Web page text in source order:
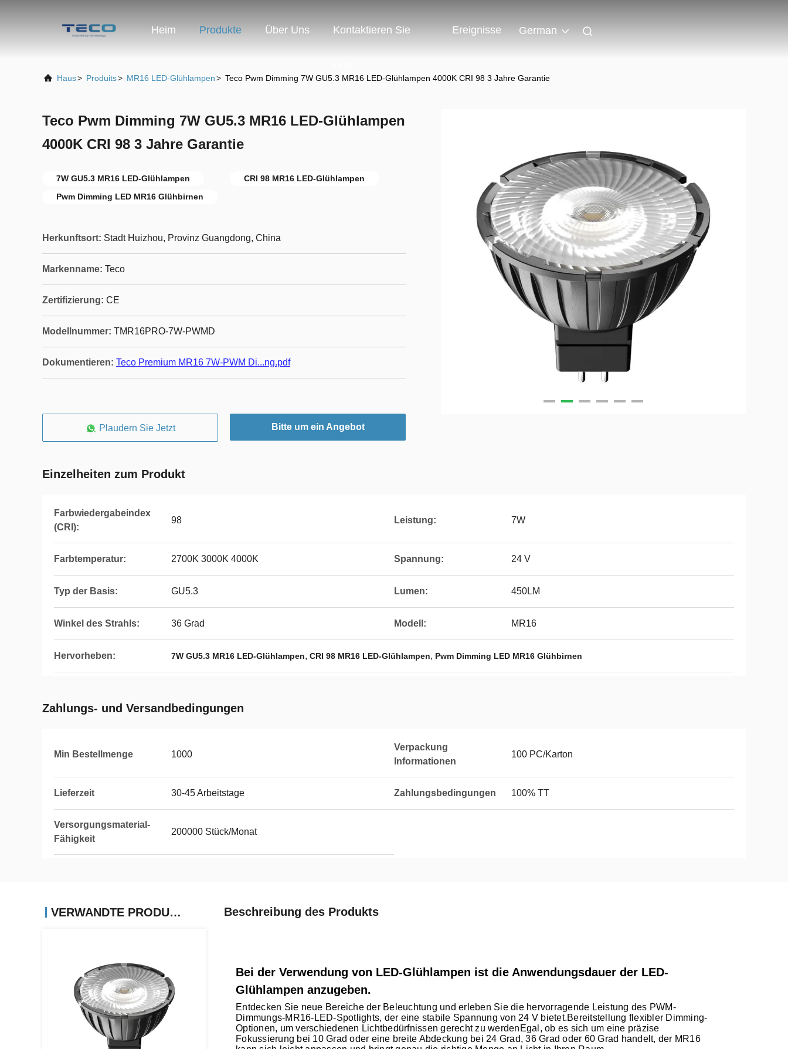
Heim Produkte Über Uns Kontaktieren Sie Ereignisse German
Haus> Produits> MR16 LED-Glühlampen> Teco Pwm Dimming 7W GU5.3 MR16 LED-Glühlampen 4000K CRI 98 3 Jahre Garantie
Teco Pwm Dimming 7W GU5.3 MR16 LED-Glühlampen
4000K CRI 98 3 Jahre Garantie
7W GU5.3 MR16 LED-Glühlampen
CRI 98 MR16 LED-Glühlampen
Pwm Dimming LED MR16 Glühbirnen
Herkunftsort: Stadt Huizhou, Provinz Guangdong, China
Markenname: Teco
Zertifizierung: CE
Modellnummer: TMR16PRO-7W-PWMD
Dokumentieren: Teco Premium MR16 7W-PWM Di...ng.pdf
Plaudern Sie Jetzt Bitte um ein Angebot
Einzelheiten zum Produkt
Farbwiedergabeindex
(CRI):
98 Leistung: 7W
Farbtemperatur: 2700K 3000K 4000K Spannung: 24 V
Typ der Basis: GU5.3 Lumen: 450LM
Winkel des Strahls: 36 Grad Modell: MR16
Hervorheben: 7W GU5.3 MR16 LED-Glühlampen, CRI 98 MR16 LED-Glühlampen, Pwm Dimming LED MR16 Glühbirnen
Zahlungs- und Versandbedingungen
Min Bestellmenge 1000
Verpackung
Informationen
100 PC/Karton
Lieferzeit 30-45 Arbeitstage Zahlungsbedingungen 100% TT
Versorgungsmaterial-
Fähigkeit
200000 Stück/Monat
VERWANDTE PRODUKTE Beschreibung des Produkts
Bei der Verwendung von LED-Glühlampen ist die Anwendungsdauer der LED-
Glühlampen anzugeben.
Entdecken Sie neue Bereiche der Beleuchtung und erleben Sie die hervorragende Leistung des PWM-
Dimmungs-MR16-LED-Spotlights, der eine stabile Spannung von 24 V bietet.Bereitstellung flexibler Dimming-
Optionen, um verschiedenen Lichtbedürfnissen gerecht zu werdenEgal, ob es sich um eine präzise
Fokussierung bei 10 Grad oder eine breite Abdeckung bei 24 Grad, 36 Grad oder 60 Grad handelt, der MR16